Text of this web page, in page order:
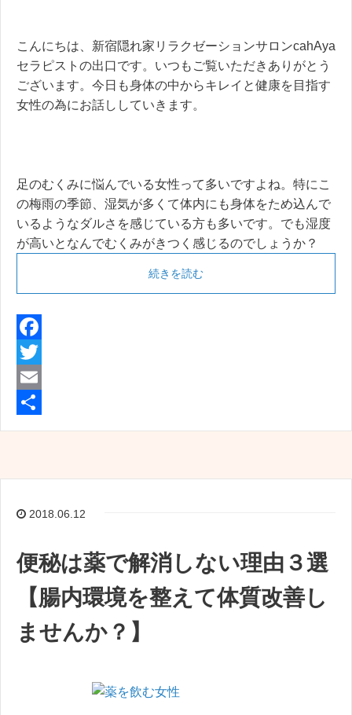
こんにちは、新宿隠れ家リラクゼーションサロンcahAya
セラピストの出口です。いつもご覧いただきありがとう
ございます。今日も身体の中からキレイと健康を目指す
女性の為にお話ししていきます。
足のむくみに悩んでいる女性って多いですよね。特にこ
の梅雨の季節、湿気が多くて体内にも身体をため込んで
いるようなダルさを感じている方も多いです。でも湿度
が高いとなんでむくみがきつく感じるのでしょうか？
続きを読む
F
a
c
o
T
w
t
E
i
2018.06.12
便秘は薬で解消しない理由３選
【腸内環境を整えて体質改善し
ませんか？】